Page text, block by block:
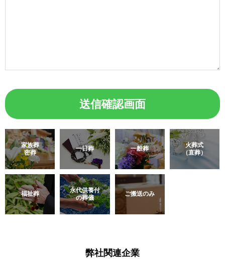
家族葬
密葬
一日葬 一般葬
火葬式
（直葬）
福祉葬
永代供養付
の葬儀
ご搬送のみ
弊社関連企業